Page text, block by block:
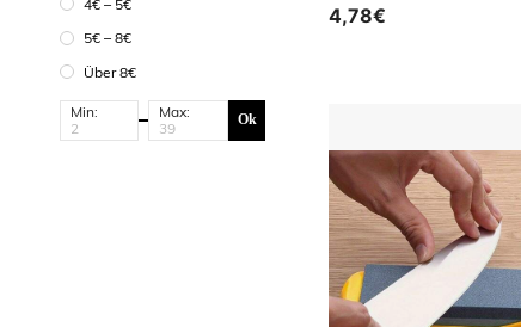
4€ – 5€
5€ – 8€
Über 8€
Min: Max: Ok
4,78€